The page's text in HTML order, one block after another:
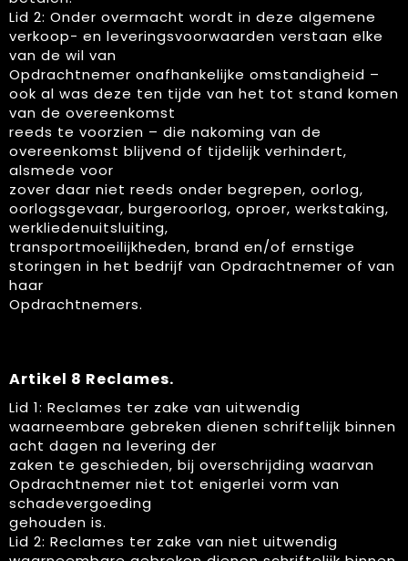
Lid 2: Onder overmacht wordt in deze algemene
verkoop- en leveringsvoorwaarden verstaan elke
van de wil van
Opdrachtnemer onafhankelijke omstandigheid –
ook al was deze ten tijde van het tot stand komen
van de overeenkomst
reeds te voorzien – die nakoming van de
overeenkomst blijvend of tijdelijk verhindert,
alsmede voor
zover daar niet reeds onder begrepen, oorlog,
oorlogsgevaar, burgeroorlog, oproer, werkstaking,
werkliedenuitsluiting,
transportmoeilijkheden, brand en/of ernstige
storingen in het bedrijf van Opdrachtnemer of van
haar
Opdrachtnemers.
Artikel 8 Reclames.
Lid 1: Reclames ter zake van uitwendig
waarneembare gebreken dienen schriftelijk binnen
acht dagen na levering der
zaken te geschieden, bij overschrijding waarvan
Opdrachtnemer niet tot enigerlei vorm van
schadevergoeding
gehouden is.
Lid 2: Reclames ter zake van niet uitwendig